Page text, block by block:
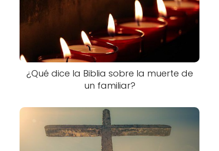
¿Qué dice la Biblia sobre la muerte de
un familiar?